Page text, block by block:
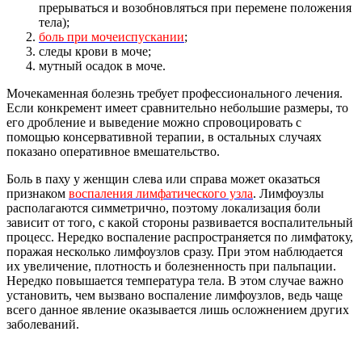
прерываться и возобновляться при перемене положения
тела);
боль при мочеиспускании;
следы крови в моче;
мутный осадок в моче.
Мочекаменная болезнь требует профессионального лечения.
Если конкремент имеет сравнительно небольшие размеры, то
его дробление и выведение можно спровоцировать с
помощью консервативной терапии, в остальных случаях
показано оперативное вмешательство.
Боль в паху у женщин слева или справа может оказаться
признаком воспаления лимфатического узла. Лимфоузлы
располагаются симметрично, поэтому локализация боли
зависит от того, с какой стороны развивается воспалительный
процесс. Нередко воспаление распространяется по лимфатоку,
поражая несколько лимфоузлов сразу. При этом наблюдается
их увеличение, плотность и болезненность при пальпации.
Нередко повышается температура тела. В этом случае важно
установить, чем вызвано воспаление лимфоузлов, ведь чаще
всего данное явление оказывается лишь осложнением других
заболеваний.